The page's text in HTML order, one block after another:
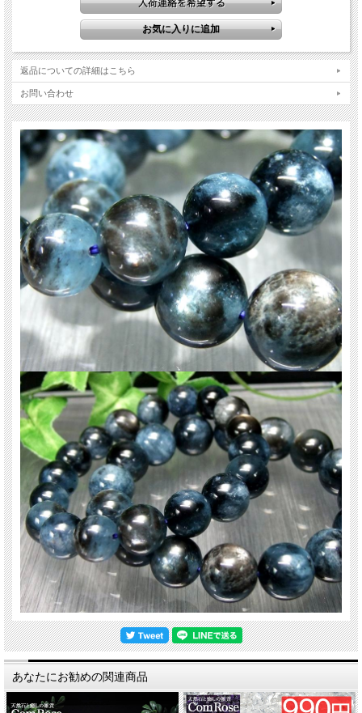
この黒色の正体は、イルメナイト（チタン鉄鉱）などの内包物です。
シラー効果もあり、銀色のメタリックな輝きを放ちます。
この機会に是非どうぞ。
【意味合い・云われ・伝承等】
3月の誕生石
アクアマリンはその昔、航海に出る船員が水難を避けるための御守りとして持っ
ていたと云われ、ラテン語で水を意味するAquaからその名がつきました。
また『夜の宝石の女王』との美称を持ち、エメラルドと同じベリルに分類される
鉱物です。
他にも『天使の石』と呼ばれ、美しい若さと幸せな喜びを象徴すると云われてい
ます。
『幸せな結婚』を象徴するとともに子宝に恵まれる石としても人気の石ですの
で、結婚を控えている人への贈りものとしても喜ばれます！
ご注意事項
※天然石ですので細かなカケや凹み、歪な部分やクラックなどがある場合があり
ます。
※出来る限り自然な色みになるよう撮影を心がけておりますが、お使いのディス
プレイ環境によって表示される色みに差が出る場合があります。ご了承下さい。
※ブレスレット、連商品は一連状態での仕入れとなっておりますので歪な珠が含
まれていることがあります。
※サイズは目安です。細かな誤差が出る場合があります。ビーズ石の製造上の仕
関連キーワード
天然石 パワーストーン 海外直輸入 バイヤー厳選 プレゼント ギフト メンズ レデ
ィース 卸し 卸価格 実店舗 ハンドメイド サイズ直し コムローズ comrose
返品についての詳細はこちら
お問い合わせ
あなたにお勧めの関連商品